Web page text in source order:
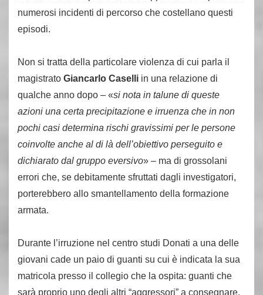
numerosi incidenti di percorso che costellano questi
episodi.
Non si tratta della particolare violenza di cui parla il
magistrato Giancarlo Caselli in una relazione di
qualche anno dopo – «si nota in talune di queste
azioni una certa precipitazione e irruenza che in non
pochi casi determina rischi gravissimi per le persone
coinvolte anche al di là dell’obiettivo perseguito e
dichiarato dal gruppo eversivo» – ma di grossolani
errori che, se debitamente sfruttati dagli investigatori,
porterebbero allo smantellamento della formazione
armata.
Durante l’irruzione nel centro studi Donati a una delle
giovani cade un paio di guanti su cui è indicata la sua
matricola presso il collegio che la ospita: guanti che
sarà proprio uno degli altri “aggressori” a consegnare,